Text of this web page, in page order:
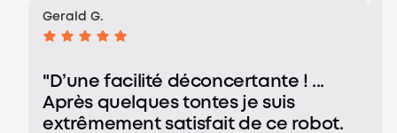
Gerald G.
"D’une facilité déconcertante ! ...
Après quelques tontes je suis
extrêmement satisfait de ce robot.